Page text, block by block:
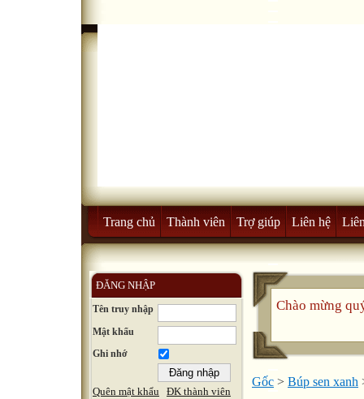
Trang chủ Thành viên Trợ giúp Liên hệ
ĐĂNG NHẬP
Tên truy nhập
Mật khẩu
Ghi nhớ
Quên mật khẩu ĐK thành viên
Chào mừng
Gốc > Búp sen xanh